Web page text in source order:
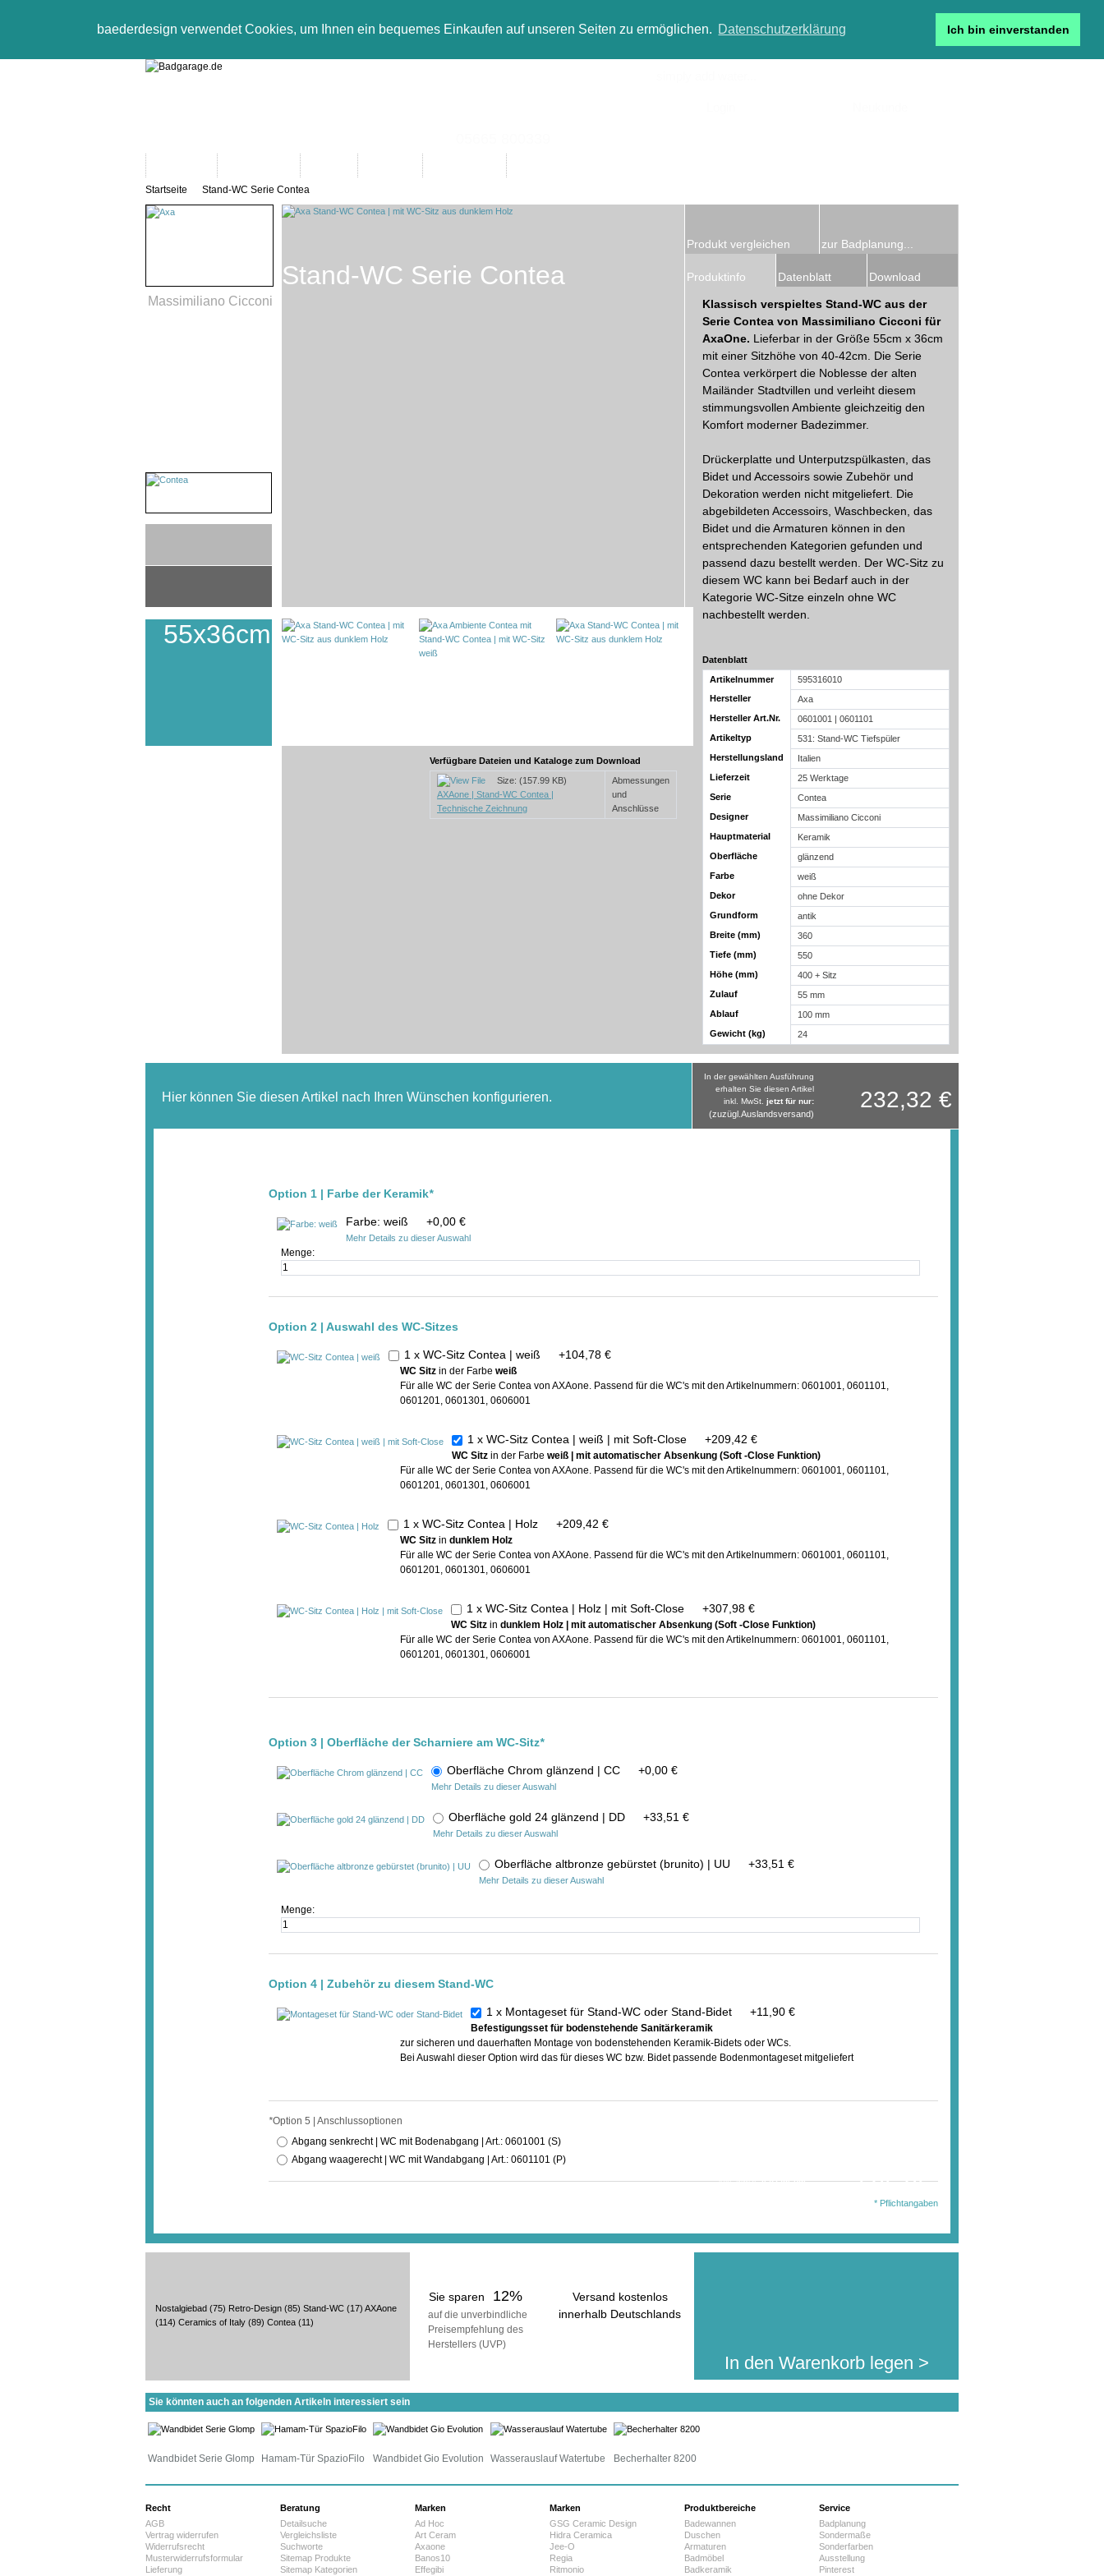
baederdesign verwendet Cookies, um Ihnen ein bequemes Einkaufen auf unseren Seiten zu ermöglichen. Datenschutzerklärung Ich bin einverstanden
Startseite Stand-WC Serie Contea
Massimiliano Cicconi
55x36cm
Stand-WC Serie Contea
Produkt vergleichen zur Badplanung...
Produktinfo Datenblatt Download
Klassisch verspieltes Stand-WC aus der
Serie Contea von Massimiliano Cicconi für
AxaOne. Lieferbar in der Größe 55cm x 36cm
mit einer Sitzhöhe von 40-42cm. Die Serie
Contea verkörpert die Noblesse der alten
Mailänder Stadtvillen und verleiht diesem
stimmungsvollen Ambiente gleichzeitig den
Komfort moderner Badezimmer.
Drückerplatte und Unterputzspülkasten, das
Bidet und Accessoirs sowie Zubehör und
Dekoration werden nicht mitgeliefert. Die
abgebildeten Accessoirs, Waschbecken, das
Bidet und die Armaturen können in den
entsprechenden Kategorien gefunden und
passend dazu bestellt werden. Der WC-Sitz zu
diesem WC kann bei Bedarf auch in der
Kategorie WC-Sitze einzeln ohne WC
nachbestellt werden.
Datenblatt
Artikelnummer
595316010
Hersteller
Axa
Hersteller Art.Nr.
0601001 | 0601101
Artikeltyp
531: Stand-WC Tiefspüler
Herstellungsland
Italien
Lieferzeit
25 Werktage
Serie
Contea
Designer
Massimiliano Cicconi
Hauptmaterial
Keramik
Oberfläche
glänzend
Farbe
weiß
Dekor
ohne Dekor
Grundform
antik
Breite (mm)
360
Tiefe (mm)
550
Höhe (mm)
400 + Sitz
Zulauf
55 mm
Ablauf
100 mm
Gewicht (kg)
24
Verfügbare Dateien und Kataloge zum Download
AXAone | Stand-WC Contea |
Technische Zeichnung
Size: (157.99 KB)
Abmessungen
und
Anschlüsse
Hier können Sie diesen Artikel nach Ihren Wünschen konfigurieren.
In der gewählten Ausführung
erhalten Sie diesen Artikel
inkl. MwSt. jetzt für nur:
(zuzügl.Auslandsversand)
232,32 €
Option 1 | Farbe der Keramik*
Farbe: weiß +0,00 €
Mehr Details zu dieser Auswahl
Menge:
Option 2 | Auswahl des WC-Sitzes
1 x WC-Sitz Contea | weiß +104,78 €
WC Sitz in der Farbe weiß
Für alle WC der Serie Contea von AXAone. Passend für die WC's mit den Artikelnummern: 0601001, 0601101,
0601201, 0601301, 0606001
1 x WC-Sitz Contea | weiß | mit Soft-Close +209,42 €
WC Sitz in der Farbe weiß | mit automatischer Absenkung (Soft -Close Funktion)
Für alle WC der Serie Contea von AXAone. Passend für die WC's mit den Artikelnummern: 0601001, 0601101,
0601201, 0601301, 0606001
1 x WC-Sitz Contea | Holz +209,42 €
WC Sitz in dunklem Holz
Für alle WC der Serie Contea von AXAone. Passend für die WC's mit den Artikelnummern: 0601001, 0601101,
0601201, 0601301, 0606001
1 x WC-Sitz Contea | Holz | mit Soft-Close +307,98 €
WC Sitz in dunklem Holz | mit automatischer Absenkung (Soft -Close Funktion)
Für alle WC der Serie Contea von AXAone. Passend für die WC's mit den Artikelnummern: 0601001, 0601101,
0601201, 0601301, 0606001
Option 3 | Oberfläche der Scharniere am WC-Sitz*
Oberfläche Chrom glänzend | CC +0,00 €
Mehr Details zu dieser Auswahl
Oberfläche gold 24 glänzend | DD +33,51 €
Mehr Details zu dieser Auswahl
Oberfläche altbronze gebürstet (brunito) | UU +33,51 €
Mehr Details zu dieser Auswahl
Menge:
Option 4 | Zubehör zu diesem Stand-WC
1 x Montageset für Stand-WC oder Stand-Bidet +11,90 €
Befestigungsset für bodenstehende Sanitärkeramik
zur sicheren und dauerhaften Montage von bodenstehenden Keramik-Bidets oder WCs.
Bei Auswahl dieser Option wird das für dieses WC bzw. Bidet passende Bodenmontageset mitgeliefert
*Option 5 | Anschlussoptionen
Abgang senkrecht | WC mit Bodenabgang | Art.: 0601001 (S)
Abgang waagerecht | WC mit Wandabgang | Art.: 0601101 (P)
* Pflichtangaben
Sie sparen 12%
auf die unverbindliche
Preisempfehlung des
Herstellers (UVP)
Versand kostenlos
innerhalb Deutschlands
In den Warenkorb legen >
inkl. MwSt.jetzt für nur:
232,32 €
Nostalgiebad (75) Retro-Design (85) Stand-WC (17) AXAone
(114) Ceramics of Italy (89) Contea (11)
Sie könnten auch an folgenden Artikeln interessiert sein
Wandbidet Serie Glomp Hamam-Tür SpazioFilo Wandbidet Gio Evolution Wasserauslauf Watertube Becherhalter 8200
Recht
AGB
Vertrag widerrufen
Widerrufsrecht
Musterwiderrufsformular
Lieferung
Beratung
Detailsuche
Vergleichsliste
Suchworte
Sitemap Produkte
Sitemap Kategorien
Marken
Ad Hoc
Art Ceram
Axaone
Banos10
Effegibi
Marken
GSG Ceramic Design
Hidra Ceramica
Jee-O
Regia
Ritmonio
Produktbereiche
Badewannen
Duschen
Armaturen
Badmöbel
Badkeramik
Service
Badplanung
Sondermaße
Sonderfarben
Ausstellung
Pinterest